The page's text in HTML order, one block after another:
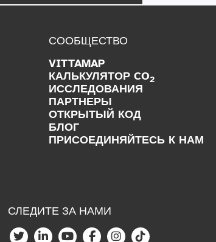
СООБЩЕСТВО
VITTAMAP
КАЛЬКУЛЯТОР CO2
ИССЛЕДОВАНИЯ
ПАРТНЕРЫ
ОТКРЫТЫЙ КОД
БЛОГ
ПРИСОЕДИНЯЙТЕСЬ К НАМ
СЛЕДИТЕ ЗА НАМИ